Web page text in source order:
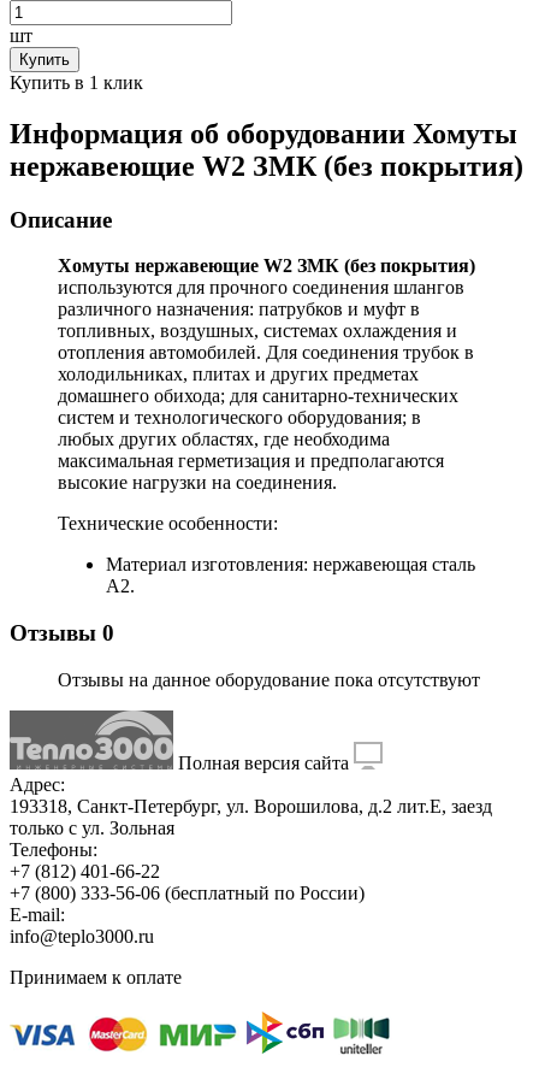
шт
Купить
Купить в 1 клик
Информация об оборудовании Хомуты
нержавеющие W2 ЗМК (без покрытия)
Описание
Хомуты нержавеющие W2 ЗМК (без покрытия)
используются для прочного соединения шлангов
различного назначения: патрубков и муфт в
топливных, воздушных, системах охлаждения и
отопления автомобилей. Для соединения трубок в
холодильниках, плитах и других предметах
домашнего обихода; для санитарно-технических
систем и технологического оборудования; в
любых других областях, где необходима
максимальная герметизация и предполагаются
высокие нагрузки на соединения.
Технические особенности:
Материал изготовления: нержавеющая сталь
А2.
Отзывы 0
Отзывы на данное оборудование пока отсутствуют
Полная версия сайта
Адрес:
193318, Санкт-Петербург, ул. Ворошилова, д.2 лит.Е, заезд
только с ул. Зольная
Телефоны:
+7 (812) 401-66-22
+7 (800) 333-56-06 (бесплатный по России)
E-mail:
info@teplo3000.ru
Принимаем к оплате